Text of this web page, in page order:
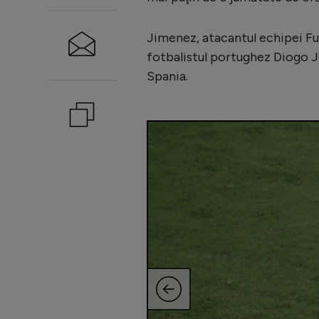
Jimenez, atacantul echipei
fotbalistul portughez Diogo
Spania.